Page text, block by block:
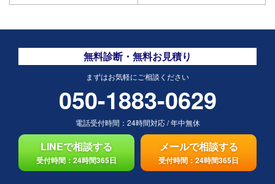
無料診断・無料お見積り
まずはお気軽にご相談ください
050-1883-0629
電話受付時間： 24時間対応/年中無休
LINEで相談する
受付時間：24時間365日
メールで相談する
受付時間：24時間365日